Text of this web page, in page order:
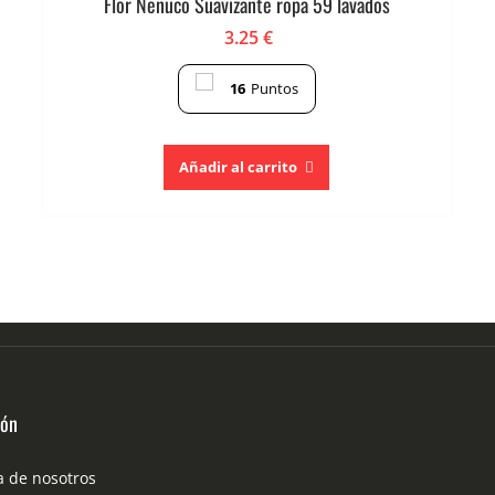
3.25€
16 Puntos
Añadir al carrito
de nosotros